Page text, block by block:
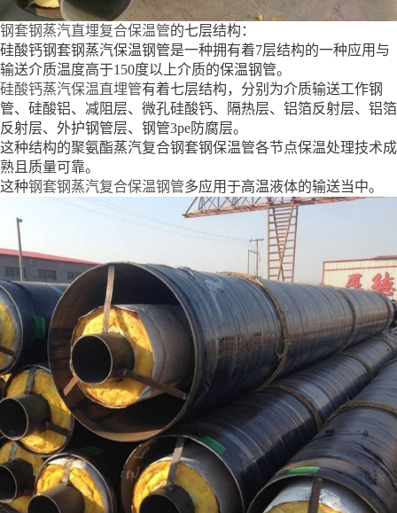
钢套钢蒸汽直埋复合保温管的七层结构：
硅酸钙钢套钢蒸汽保温钢管是一种拥有着7层结构的一种应用与
输送介质温度高于150度以上介质的保温钢管。
硅酸钙蒸汽保温直埋管有着七层结构，分别为介质输送工作钢
管、硅酸铝、减阻层、微孔硅酸钙、隔热层、铝箔反射层、铝箔
反射层、外护钢管层、钢管3pe防腐层。
这种结构的聚氨酯蒸汽复合钢套钢保温管各节点保温处理技术成
熟且质量可靠。
这种钢套钢蒸汽复合保温钢管多应用于高温液体的输送当中。